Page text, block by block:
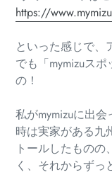
https://
といった感じで、
でも「mymizuス
の！
私がmymizuに出
時は実家がある九
トールしたもの
く、それからずっ